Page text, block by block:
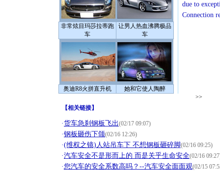
非常炫目玛莎拉蒂跑
车
让男人热血沸腾极品
车
奥迪R8火拼直升机 她和它使人陶醉
due to
Connection
>>
【相关链接】
·货车急刹钢板飞出(02/17 09:07)
·钢板砸伤下颌(02/16 12:26)
·(维权之镜)人站吊车下 不想钢板砸碎脚(02/16 09:25)
·汽车安全不是形而上的 而是关乎生命安全(02/16
·您汽车的安全系数高吗？--汽车安全面面观(02/15